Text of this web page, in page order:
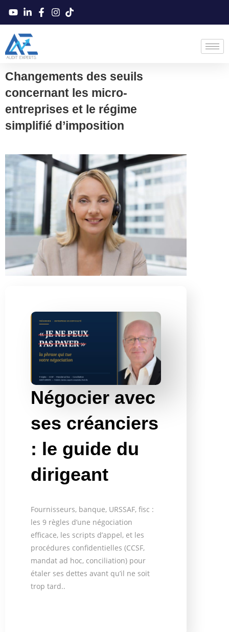
Changements des seuils
concernant les micro-
entreprises et le régime
simplifié d’imposition
Négocier avec
ses créanciers
: le guide du
dirigeant
Fournisseurs, banque, URSSAF, fisc :
les 9 règles d’une négociation
efficace, les scripts d’appel, et les
procédures confidentielles (CCSF,
mandat ad hoc, conciliation) pour
étaler ses dettes avant qu’il ne soit
trop tard..